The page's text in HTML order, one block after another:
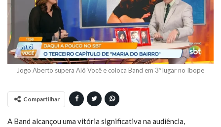
Jogo Aberto supera Alô Você e coloca Band em 3º lugar no Ibope
Compartilhar
A Band alcançou uma vitória significativa na audiência,